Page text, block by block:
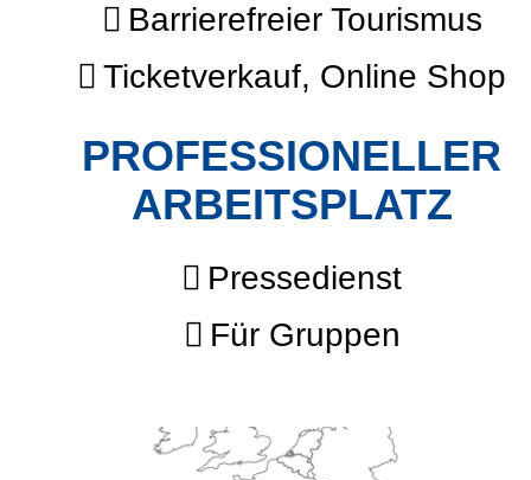
Barrierefreier Tourismus
Ticketverkauf, Online Shop
PROFESSIONELLER
ARBEITSPLATZ
Pressedienst
Für Gruppen